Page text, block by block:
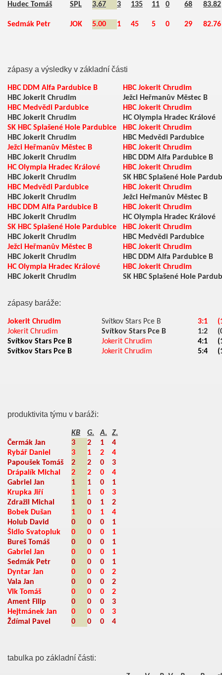
Hudec Tomáš
SPL 3,67 3 135 11 0 68 83.82
Sedmák Petr JOK 5.00 1 45 5 0 29 82.76
zápasy a výsledky v základní části
HBC DDM Alfa Pardubice B
HBC Jokerit Chrudim
HBC Jokerit Chrudim
Ježci Heřmanův Městec B
HBC Medvědi Pardubice
HBC Jokerit Chrudim
HBC Jokerit Chrudim
HC Olympia Hradec Králové
SK HBC Splašené Hole Pardubice
HBC Jokerit Chrudim
HBC Jokerit Chrudim
HBC Medvědi Pardubice
Ježci Heřmanův Městec B
HBC Jokerit Chrudim
HBC Jokerit Chrudim
HBC DDM Alfa Pardubice B
HC Olympia Hradec Králové
HBC Jokerit Chrudim
HBC Jokerit Chrudim
SK HBC Splašené Hole
HBC Medvědi Pardubice
HBC Jokerit Chrudim
HBC Jokerit Chrudim
Ježci Heřmanův Městec B
HBC DDM Alfa Pardubice B
HBC Jokerit Chrudim
HBC Jokerit Chrudim
HC Olympia Hradec Králové
SK HBC Splašené Hole Pardubice
HBC Jokerit Chrudim
HBC Jokerit Chrudim
HBC Medvědi Pardubice
Ježci Heřmanův Městec B
HBC Jokerit Chrudim
HBC Jokerit Chrudim
HBC DDM Alfa Pardubice B
HC Olympia Hradec Králové
HBC Jokerit Chrudim
HBC Jokerit Chrudim
SK HBC Splašené Hole
zápasy baráže:
Jokerit Chrudim Svítkov Stars Pce B 3:1
Jokerit Chrudim
Svítkov Stars Pce B 1:2
Svítkov Stars Pce B
Jokerit Chrudim 4:1
Svítkov Stars Pce B
Jokerit Chrudim 5:4
produktivita týmu v baráži:
KB G. A.
Z.
Čermák Jan
3 2 1
4
Rybář Daniel
3 1 2
4
Papoušek Tomáš
2 2 0
3
Drápalík Michal
2 2 0
4
Gabriel Jan
1 1 0
1
Krupka Jiří
1 1 0
3
Zdražil Michal
1 0 1
2
Bobek Dušan
1 0 1
4
Holub David
0 0 0
1
Šidlo Svatopluk
0 0 0
1
Bureš Tomáš
0 0 0
1
Gabriel Jan
0 0 0
1
Sedmák Petr
0 0 0
1
Dyntar Jan
0 0 0
2
Vala Jan
0 0 0
2
Vlk Tomáš
0 0 0
2
Ament Filip
0 0 0
3
Hejtmánek Jan
0 0 0
3
Ždímal Pavel
0 0 0 4
tabulka po základní části: